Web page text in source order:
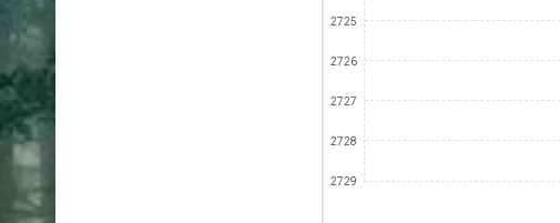
2725
2726
2727
2728
2729